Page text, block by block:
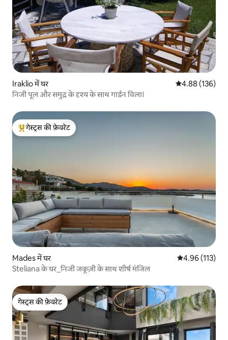
Iraklio में घर औसत रेटिंग 5 में से
4.88 (136)
निजी पूल और समुद्र के दृश्य के साथ गार्डन विला।
गेस्ट्स का टॉप फ़ेवरेट
गेस्ट्स की फ़ेवरेट
Mades में घर औसत रेटिंग 5 में से
4.96 (113)
Steliana के घर_निजी जकूज़ी के साथ शीर्ष मंजिल
गेस्ट्स की फ़ेवरेट
गेस्ट्स की फ़ेवरेट